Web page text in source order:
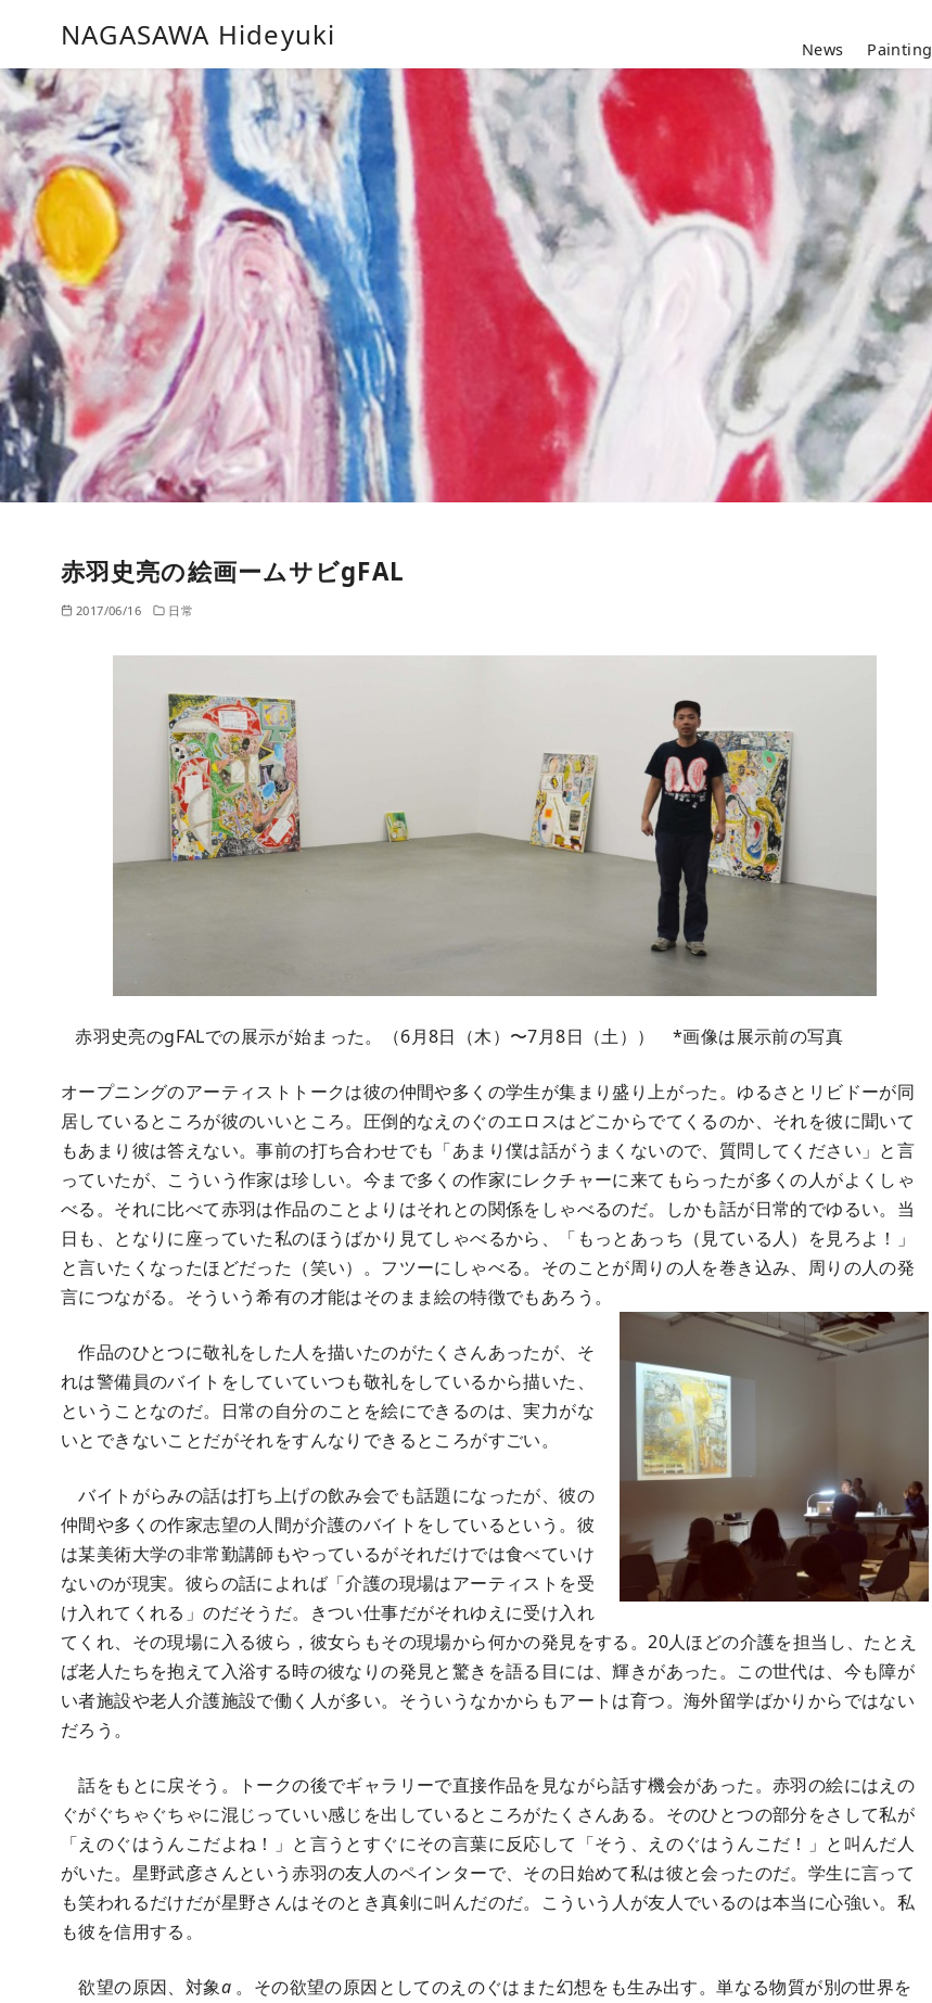
テ
ン
ツ
へ
移
動
NAGASAWA Hideyuki News Painting
赤羽史亮の絵画ームサビgFAL
2017/06/16 日常
赤羽史亮のgFALでの展示が始まった。（6月8日（木）〜7月8日（土）） *画像は展示前の写真
オープニングのアーティストトークは彼の仲間や多くの学生が集まり盛り上がった。ゆるさとリビドーが同
居しているところが彼のいいところ。圧倒的なえのぐのエロスはどこからでてくるのか、それを彼に聞いて
もあまり彼は答えない。事前の打ち合わせでも「あまり僕は話がうまくないので、質問してください」と言
っていたが、こういう作家は珍しい。今まで多くの作家にレクチャーに来てもらったが多くの人がよくしゃ
べる。それに比べて赤羽は作品のことよりはそれとの関係をしゃべるのだ。しかも話が日常的でゆるい。当
日も、となりに座っていた私のほうばかり見てしゃべるから、「もっとあっち（見ている人）を見ろよ！」
と言いたくなったほどだった（笑い）。フツーにしゃべる。そのことが周りの人を巻き込み、周りの人の発
言につながる。そういう希有の才能はそのまま絵の特徴でもあろう。
作品のひとつに敬礼をした人を描いたのがたくさんあったが、そ
れは警備員のバイトをしていていつも敬礼をしているから描いた、
ということなのだ。日常の自分のことを絵にできるのは、実力がな
いとできないことだがそれをすんなりできるところがすごい。
バイトがらみの話は打ち上げの飲み会でも話題になったが、彼の
仲間や多くの作家志望の人間が介護のバイトをしているという。彼
は某美術大学の非常勤講師もやっているがそれだけでは食べていけ
ないのが現実。彼らの話によれば「介護の現場はアーティストを受
け入れてくれる」のだそうだ。きつい仕事だがそれゆえに受け入れ
てくれ、その現場に入る彼ら，彼女らもその現場から何かの発見をする。20人ほどの介護を担当し、たとえ
ば老人たちを抱えて入浴する時の彼なりの発見と驚きを語る目には、輝きがあった。この世代は、今も障が
い者施設や老人介護施設で働く人が多い。そういうなかからもアートは育つ。海外留学ばかりからではない
だろう。
話をもとに戻そう。トークの後でギャラリーで直接作品を見ながら話す機会があった。赤羽の絵にはえの
ぐがぐちゃぐちゃに混じっていい感じを出しているところがたくさんある。そのひとつの部分をさして私が
「えのぐはうんこだよね！」と言うとすぐにその言葉に反応して「そう、えのぐはうんこだ！」と叫んだ人
がいた。星野武彦さんという赤羽の友人のペインターで、その日始めて私は彼と会ったのだ。学生に言って
も笑われるだけだが星野さんはそのとき真剣に叫んだのだ。こういう人が友人でいるのは本当に心強い。私
も彼を信用する。
欲望の原因、対象a 。その欲望の原因としてのえのぐはまた幻想をも生み出す。単なる物質が別の世界を